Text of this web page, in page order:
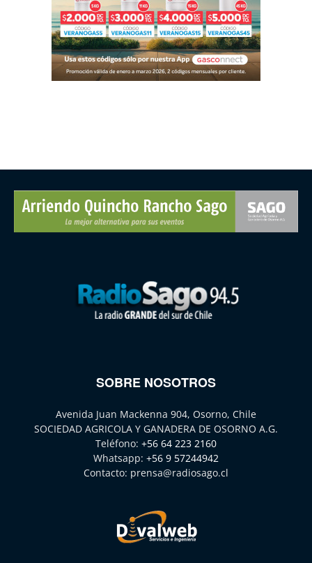
SOBRE NOSOTROS
Avenida Juan Mackenna 904, Osorno, Chile
SOCIEDAD AGRICOLA Y GANADERA DE OSORNO A.G.
Teléfono: +56 64 223 2160
Whatsapp: +56 9 57244942
Contacto: prensa@radiosago.cl